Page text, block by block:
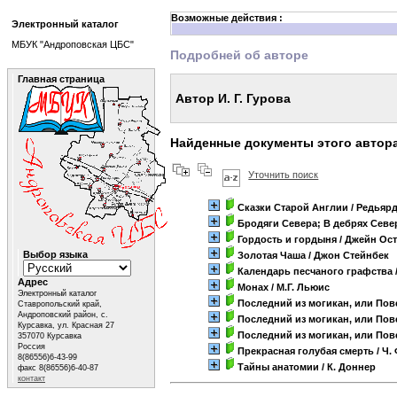
Возможные действия :
Подробней об авторе
Автор И. Г. Гурова
Найденные документы этого
Уточнить поиск
Сказки Старой Англии /
Бродяги Севера; В дебрях
Гордость и гордыня / Джейн
Золотая Чаша / Джон Стейнбек
Календарь песчаного графства
Монах / М.Г. Льюис
Последний из могикан, или
Последний из могикан, или
Последний из могикан, или
Прекрасная голубая смерть / Ч.
Тайны анатомии / К. Доннер
Электронный каталог
МБУК "Андроповская ЦБС"
Главная страница
Выбор языка
Адрес
Электронный каталог
Ставропольский край,
Андроповский район, с.
Курсавка, ул. Красная 27
357070 Курсавка
Россия
8(86556)6-43-99
факс 8(86556)6-40-87
контакт